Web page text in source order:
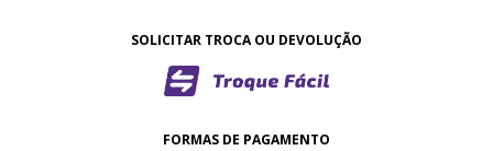
SOLICITAR TROCA OU DEVOLUÇÃO
FORMAS DE PAGAMENTO